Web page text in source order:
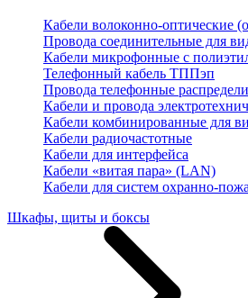
Кабели волоконно-оптические
Провода соединительные для
Кабели микрофонные с
Телефонный кабель ТППэп
Провода телефонные
Кабели и провода
Кабели комбинированные для
Кабели радиочастотные
Кабели для интерфейса
Кабели «витая пара» (LAN)
Кабели для систем охранно-
Шкафы, щиты и боксы